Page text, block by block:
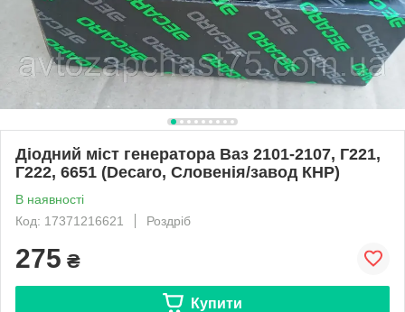
Діодний міст генератора Ваз 2101-2107, Г221,
Г222, 6651 (Decaro, Словенія/завод КНР)
В наявності
Код: 17371216621
Роздріб
275 ₴
Купити